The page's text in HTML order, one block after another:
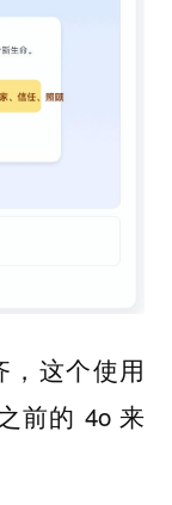
，这个使用
前的 4o 来